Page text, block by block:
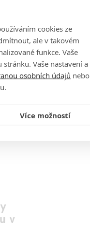
v
cookies ze
ale v takovém
funkce. Vaše
Vaše nastavení a
osobních údajů nebo
Více možností